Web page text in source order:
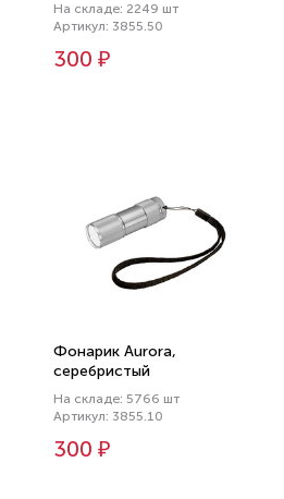
На складе: 2249 шт
Артикул: 3855.50
300 ₽
Фонарик Aurora,
серебристый
На складе: 5766 шт
Артикул: 3855.10
300 ₽